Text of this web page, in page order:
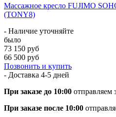
Массажное кресло FUJIMO
(TONY8)
- Наличие уточняйте
было
73 150 руб
66 500 руб
Позвонить и купить
- Доставка 4-5 дней
При заказе до 10:00 отправляем
При заказе после 10:00